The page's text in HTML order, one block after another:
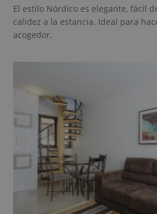
El estilo Nórdico es elegante, fácil
calidez a la estancia. Ideal para
acogedor.